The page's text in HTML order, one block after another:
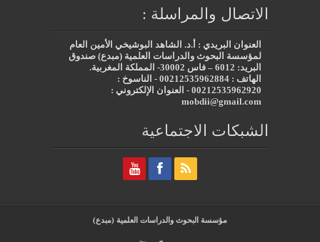
الاتصال والمراسلة :
العنوان البريدي : أ.د. الشاهد البوشيخي الأمين العام
لمؤسسة البحوث والدراسات العلمية (مبدع) صندوق
البريد: 6012 – فاس 30002- المملكة المغربية.
الهاتف : 00212535962884 - الناسوخ :
00212535962920 - العنوان الإلكتروني :
mobdii@gmail.com
الشبكات الاجتماعية
مؤسسة البحوث والدراسات العلمية (مبدع)